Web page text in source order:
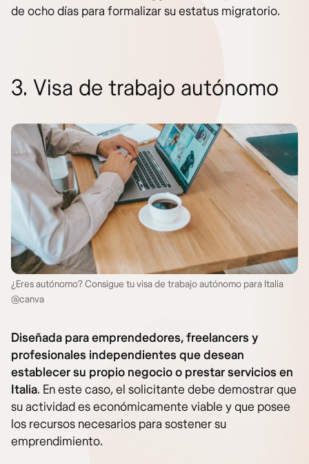
de ocho días para formalizar su estatus migratorio.
3. Visa de trabajo autónomo
¿Eres autónomo? Consigue tu visa de trabajo autónomo para Italia
@canva
Diseñada para emprendedores, freelancers y
profesionales independientes que desean
establecer su propio negocio o prestar servicios en
Italia. En este caso, el solicitante debe demostrar que
su actividad es económicamente viable y que posee
los recursos necesarios para sostener su
emprendimiento.